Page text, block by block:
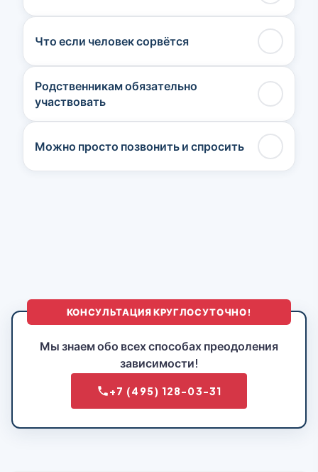
Что если человек сорвётся
Родственникам обязательно
участвовать
Можно просто позвонить и спросить
КОНСУЛЬТАЦИЯ КРУГЛОСУТОЧНО!
Мы знаем обо всех способах преодоления
зависимости!
+7 (495) 128-03-31